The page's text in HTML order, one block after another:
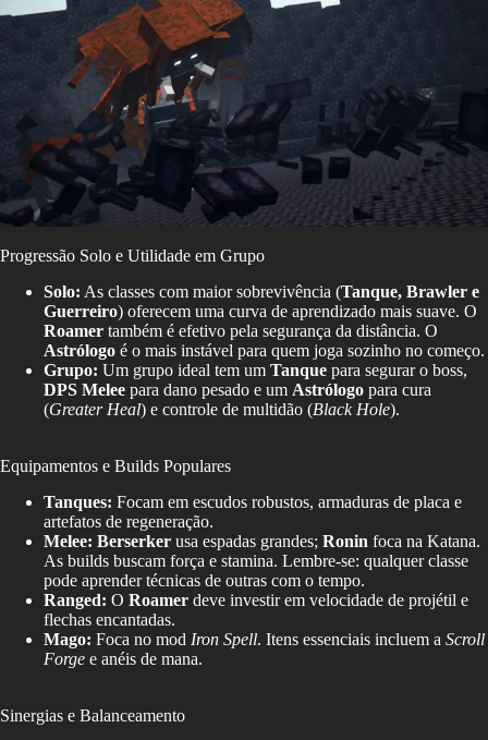
Progressão Solo e Utilidade em Grupo
Solo: As classes com maior sobrevivência (Tanque, Brawler e
Guerreiro) oferecem uma curva de aprendizado mais suave. O
Roamer também é efetivo pela segurança da distância. O
Astrólogo é o mais instável para quem joga sozinho no começo.
Grupo: Um grupo ideal tem um Tanque para segurar o boss,
DPS Melee para dano pesado e um Astrólogo para cura
(Greater Heal) e controle de multidão (Black Hole).
Equipamentos e Builds Populares
Tanques: Focam em escudos robustos, armaduras de placa e
artefatos de regeneração.
Melee: Berserker usa espadas grandes; Ronin foca na Katana.
As builds buscam força e stamina. Lembre-se: qualquer classe
pode aprender técnicas de outras com o tempo.
Ranged: O Roamer deve investir em velocidade de projétil e
flechas encantadas.
Mago: Foca no mod Iron Spell. Itens essenciais incluem a Scroll
Forge e anéis de mana.
Sinergias e Balanceamento